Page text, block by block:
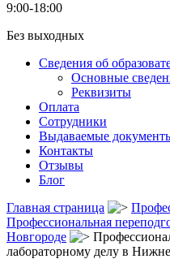
9:00-18:00
Без выходных
Сведения об
Основные
Реквизиты
Оплата
Сотрудники
Выдаваемые
Контакты
Отзывы
Блог
Главная страница
Профессиональная
Новгороде
лабораторному делу в